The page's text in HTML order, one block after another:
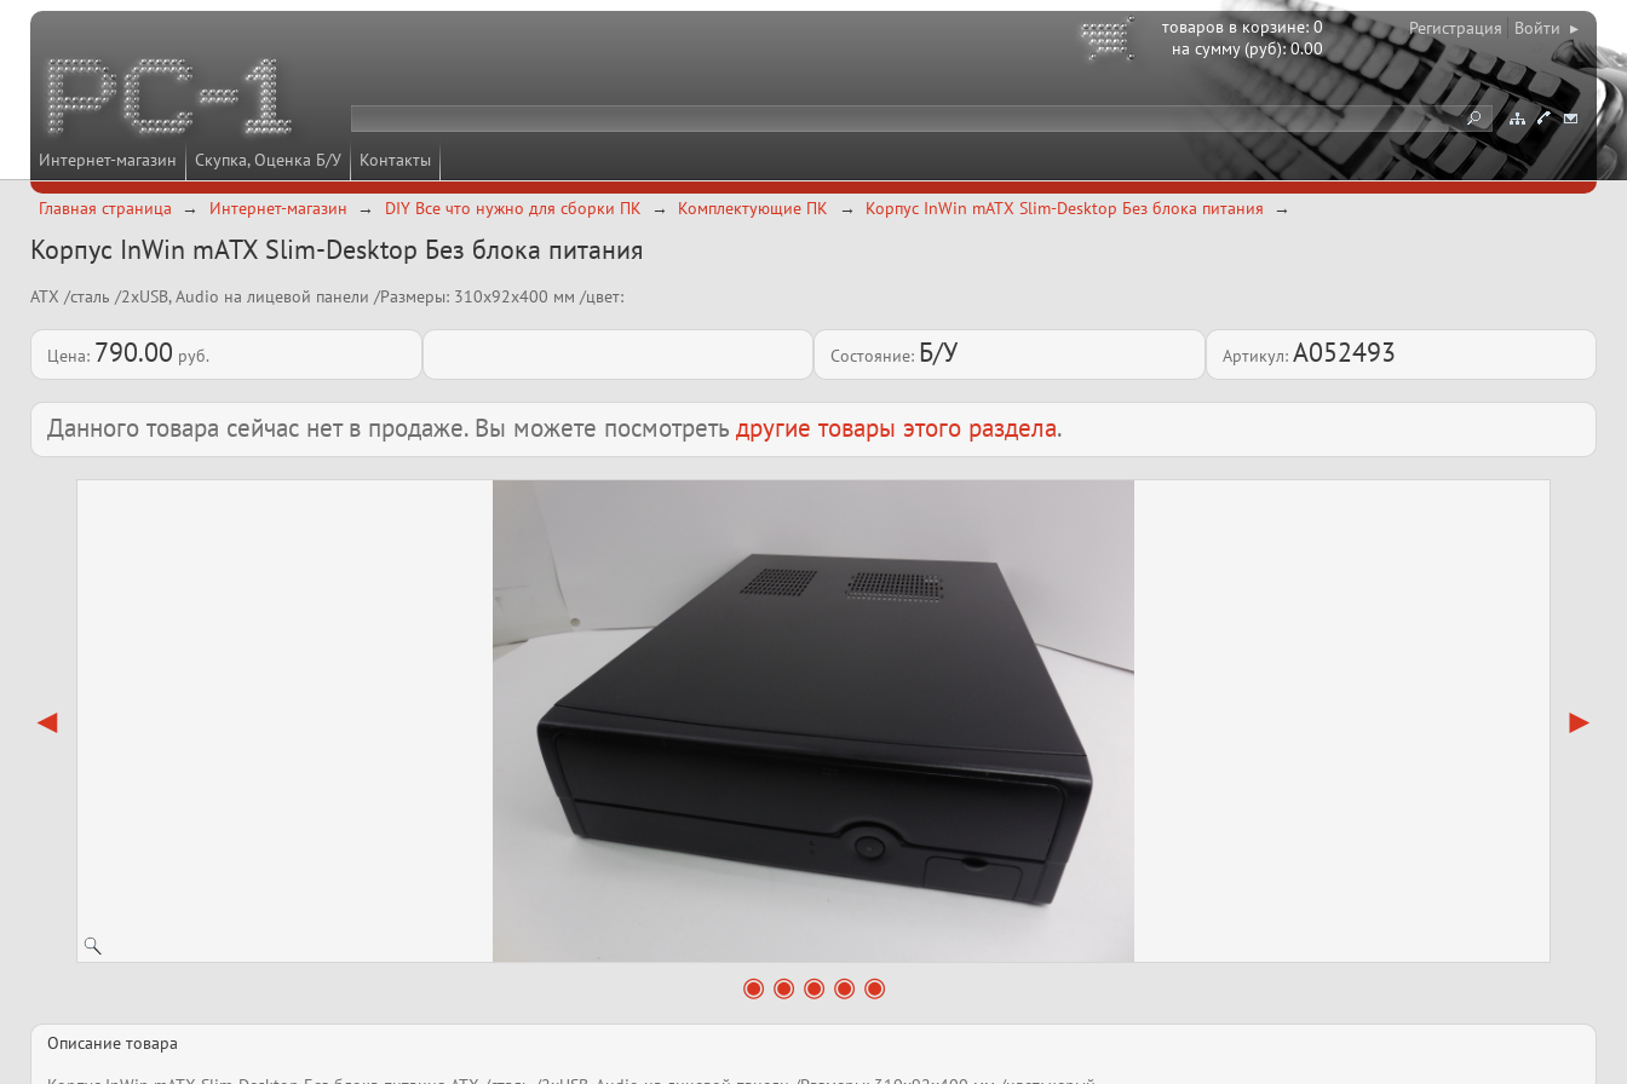
Интернет-магазин Скупка, Оценка Б/У Контакты
товаров в корзине:0
на сумму (руб):0.00
Регистрация Войти ▸
Главная страница Интернет-магазин DIY Все что нужно для сборки ПК Комплектующие ПК Корпус InWin mATX Slim-Desktop Без блока питания
Корпус InWin mATX Slim-Desktop Без блока питания
ATX /сталь /2xUSB, Audio на лицевой панели /Размеры: 310x92x400 мм /цвет:
Цена: 790.00 руб. Состояние: Б/У Артикул: A052493
Данного товара сейчас нет в продаже. Вы можете посмотреть другие товары этого раздела.
Описание товара